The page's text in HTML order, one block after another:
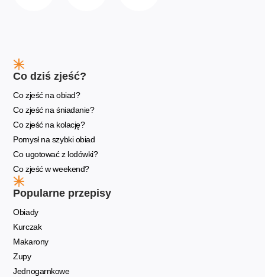
Co dziś zjeść?
Co zjeść na obiad?
Co zjeść na śniadanie?
Co zjeść na kolację?
Pomysł na szybki obiad
Co ugotować z lodówki?
Co zjeść w weekend?
Popularne przepisy
Obiady
Kurczak
Makarony
Zupy
Jednogarnkowe